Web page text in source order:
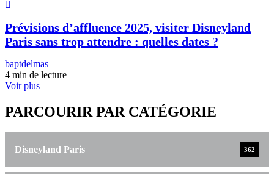
Prévisions d’affluence 2025, visiter Disneyland
Paris sans trop attendre : quelles dates ?
baptdelmas
4 min de lecture
Voir plus
PARCOURIR PAR CATÉGORIE
Disneyland Paris 362